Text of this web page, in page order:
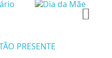
PRESENTE